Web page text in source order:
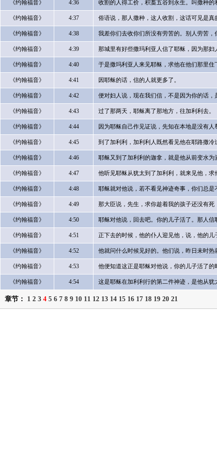
《约翰福音》 4:36 收割的人得工价，积畜五谷到永生。叫撒种的
《约翰福音》 4:37 俗语说，那人撒种，这人收割，这话可见是真
《约翰福音》 4:38 我差你们去收你们所没有劳苦的。别人劳苦
《约翰福音》 4:39 那城里有好些撒玛利亚人信了耶稣，因为那
《约翰福音》 4:40 于是撒玛利亚人来见耶稣，求他在他们那里
《约翰福音》 4:41 因耶稣的话，信的人就更多了。
《约翰福音》 4:42 便对妇人说，现在我们信，不是因为你的话
《约翰福音》 4:43 过了那两天，耶稣离了那地方，往加利利去。
《约翰福音》 4:44 因为耶稣自己作见证说，先知在本地是没有人
《约翰福音》 4:45 到了加利利，加利利人既然看见他在耶路撒
《约翰福音》 4:46 耶稣又到了加利利的迦拿，就是他从前变水
《约翰福音》 4:47 他听见耶稣从犹太到了加利利，就来见他，
《约翰福音》 4:48 耶稣就对他说，若不看见神迹奇事，你们总是
《约翰福音》 4:49 那大臣说，先生，求你趁着我的孩子还没有死
《约翰福音》 4:50 耶稣对他说，回去吧。你的儿子活了。那人
《约翰福音》 4:51 正下去的时候，他的仆人迎见他，说，他的儿
《约翰福音》 4:52 他就问什么时候见好的。他们说，昨日未时热
《约翰福音》 4:53 他便知道这正是耶稣对他说，你的儿子活了
《约翰福音》 4:54 这是耶稣在加利利行的第二件神迹，是他从犹
章节： 1 2 3 4 5 6 7 8 9 10 11 12 13 14 15 16 17 18 19 20 21